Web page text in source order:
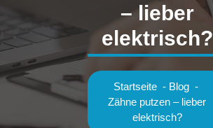
– lieber
elektrisch?
Startseite- Blog-
Zähne putzen – lieber
elektrisch?